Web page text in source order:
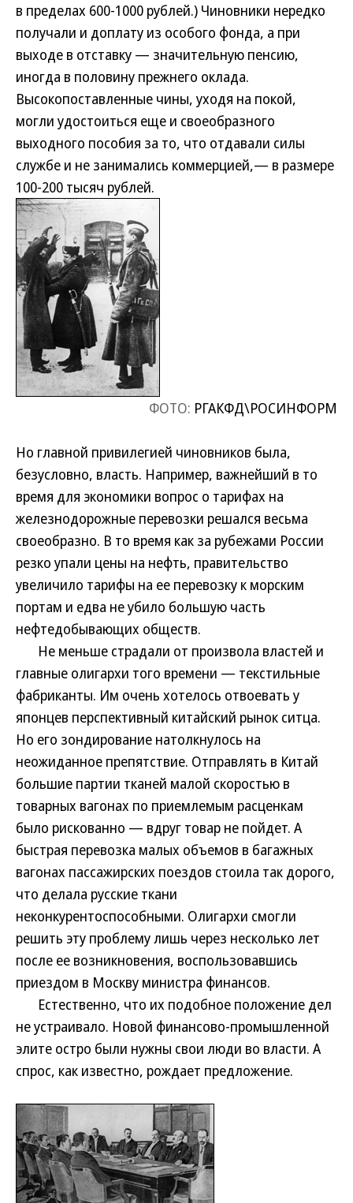
в пределах 600-1000 рублей.) Чиновники нередко
получали и доплату из особого фонда, а при
выходе в отставку — значительную пенсию,
иногда в половину прежнего оклада.
Высокопоставленные чины, уходя на покой,
могли удостоиться еще и своеобразного
выходного пособия за то, что отдавали силы
службе и не занимались коммерцией,— в размере
100-200 тысяч рублей.
ФОТО: РГАКФД\РОСИНФОРМ
Но главной привилегией чиновников была,
безусловно, власть. Например, важнейший в то
время для экономики вопрос о тарифах на
железнодорожные перевозки решался весьма
своеобразно. В то время как за рубежами России
резко упали цены на нефть, правительство
увеличило тарифы на ее перевозку к морским
портам и едва не убило большую часть
нефтедобывающих обществ.
Не меньше страдали от произвола властей и
главные олигархи того времени — текстильные
фабриканты. Им очень хотелось отвоевать у
японцев перспективный китайский рынок ситца.
Но его зондирование натолкнулось на
неожиданное препятствие. Отправлять в Китай
большие партии тканей малой скоростью в
товарных вагонах по приемлемым расценкам
было рискованно — вдруг товар не пойдет. А
быстрая перевозка малых объемов в багажных
вагонах пассажирских поездов стоила так дорого,
что делала русские ткани
неконкурентоспособными. Олигархи смогли
решить эту проблему лишь через несколько лет
после ее возникновения, воспользовавшись
приездом в Москву министра финансов.
Естественно, что их подобное положение дел
не устраивало. Новой финансово-промышленной
элите остро были нужны свои люди во власти. А
спрос, как известно, рождает предложение.